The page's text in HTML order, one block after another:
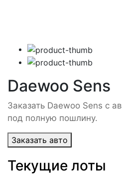
Daewoo Sens
Заказать Daewoo Sens с
под полную пошлину.
Заказать авто
Текущие лоты